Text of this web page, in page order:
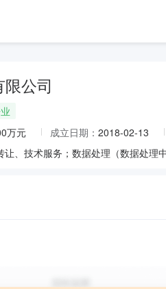
公司
万元 成立日期： 2018-02-13